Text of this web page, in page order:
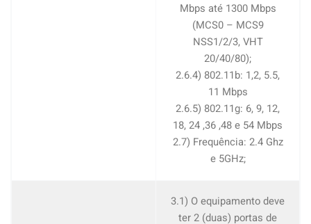
Mbps até 1300 Mbps
(MCS0 – MCS9
NSS1/2/3, VHT
20/40/80);
2.6.4) 802.11b: 1,2, 5.5,
11 Mbps
2.6.5) 802.11g: 6, 9, 12,
18, 24 ,36 ,48 e 54 Mbps
2.7) Frequência: 2.4 Ghz
e 5GHz;
3.1) O equipamento deve
ter 2 (duas) portas de